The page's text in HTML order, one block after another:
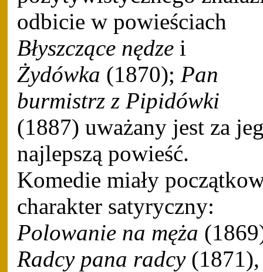
odbicie w powieściach
Błyszczące nędze i
Żydówka (1870); Pan
burmistrz z Pipidówki
(1887) uważany jest za
najlepszą powieść.
Komedie miały
charakter satyryczny:
Polowanie na męża
Radcy pana radcy(1871),